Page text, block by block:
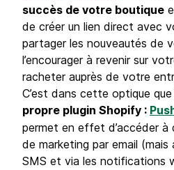
succès de votre boutique
de créer un lien direct avec
partager les nouveautés de
l’encourager à revenir sur
racheter auprès de votre
C’est dans cette optique que
propre plugin Shopify :
permet en effet d’accéder
de marketing par email (mais
SMS et via les notifications